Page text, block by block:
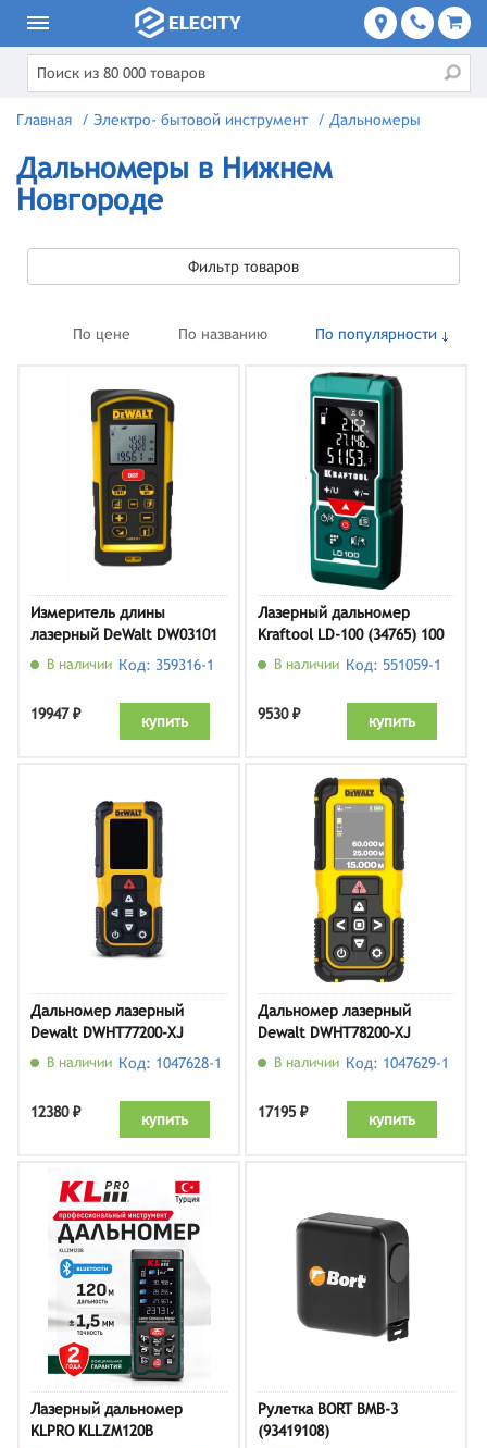
Главная / Электро- бытовой инструмент / Дальномеры
Дальномеры в Нижнем
Новгороде
Фильтр товаров
По цене По названию По популярности
Измеритель длины
лазерный DeWalt DW03101
В наличии Код: 359316-1
19947 ₽ купить
Лазерный дальномер
Kraftool LD-100 (34765) 100
В наличии Код: 551059-1
9530 ₽ купить
Дальномер лазерный
Dewalt DWHT77200-XJ
В наличии Код: 1047628-1
12380 ₽ купить
Дальномер лазерный
Dewalt DWHT78200-XJ
В наличии Код: 1047629-1
17195 ₽ купить
Лазерный дальномер
KLPRO KLLZM120B
Рулетка BORT BMB-3
(93419108)